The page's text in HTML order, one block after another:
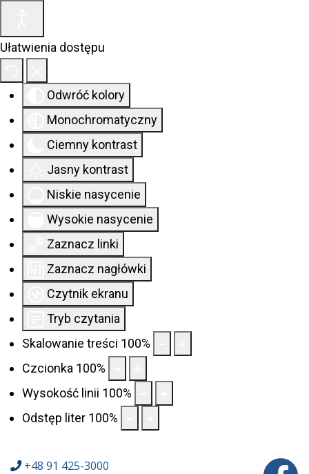
Ułatwienia dostępu
Odwróć kolory
Monochromatyczny
Ciemny kontrast
Jasny kontrast
Niskie nasycenie
Wysokie nasycenie
Zaznacz linki
Zaznacz nagłówki
Czytnik ekranu
Tryb czytania
Skalowanie treści 100%
Czcionka 100%
Wysokość linii 100%
Odstęp liter 100%
+48 91 425-3000